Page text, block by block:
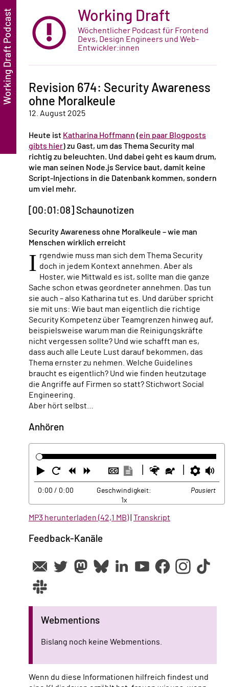
Working Draft
Wöchentlicher Podcast für Frontend
Devs, Design Engineers und Web-
Entwickler:innen
Revision 674: Security Awareness
ohne Moralkeule
12. August 2025
Heute ist Katharina Hoffmann (ein paar Blogposts
gibts hier) zu Gast, um das Thema Security mal
richtig zu beleuchten. Und dabei geht es kaum drum,
wie man seinen Node.js Service baut, damit keine
Script-Injections in die Datenbank kommen, sondern
um viel mehr.
[00:01:08] Schaunotizen
Security Awareness ohne Moralkeule – wie man
Menschen wirklich erreicht
I rgendwie muss man sich dem Thema Security
doch in jedem Kontext annehmen. Aber als
Hoster, wie Mittwald es ist, sollte man die ganze
Sache schon etwas geordneter annehmen. Das tun
sie auch – also Katharina tut es. Und darüber spricht
sie mit uns: Wie baut man eigentlich die richtige
Security Kompetenz über Teamgrenzen hinweg auf,
beispielsweise warum man die Reinigungskräfte
nicht vergessen sollte? Und wie schafft man es,
dass auch alle Leute Lust darauf bekommen, das
Thema ernster zu nehmen. Welche Guidelines
braucht es eigentlich? Und wie finden heutzutage
die Angriffe auf Firmen so statt? Stichwort Social
Engineering.
Aber hört selbst…
Anhören
Abspielen
Neustart
ZurückVorwärtsUntertitel
ausblenden
Transkription
anzeigen
Schneller
Langsamer
0:00 / 0:00
Geschwindigkeit:
1x
Pausiert
MP3 herunterladen (42,1 MB)| Transkript
Feedback-Kanäle
Webmentions
Bislang noch keine Webmentions.
Wenn du diese Informationen hilfreich findest und